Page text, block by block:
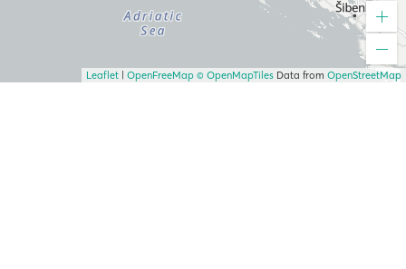
Leaflet OpenFreeMap © OpenMapTiles Data from OpenStreetMap